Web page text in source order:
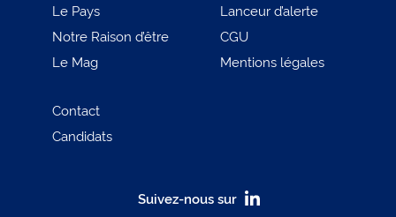
Le Pays
Notre Raison d’être
Le Mag
Contact
Candidats
Lanceur d’alerte
CGU
Mentions légales
Suivez-nous sur